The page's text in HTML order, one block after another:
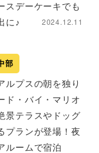
スデーケーキでも
に♪
2024.12.11
部
ルプスの朝を独り
ド・バイ・マリオ
景テラスやドッグ
プランが登場！夜
ルームで宿泊